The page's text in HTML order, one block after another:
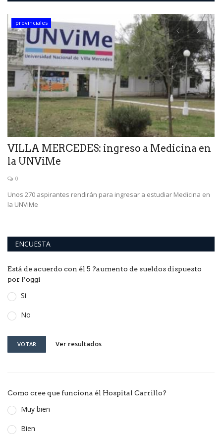
provinciales
VILLA MERCEDES: ingreso a Medicina en
la UNViMe
0
Unos 270 aspirantes rendirán para ingresar a estudiar Medicina en
la UNViMe
ENCUESTA
Está de acuerdo con él 5 ?aumento de sueldos dispuesto
por Poggi
Si
No
VOTAR Ver resultados
Como cree que funciona él Hospital Carrillo?
Muy bien
Bien